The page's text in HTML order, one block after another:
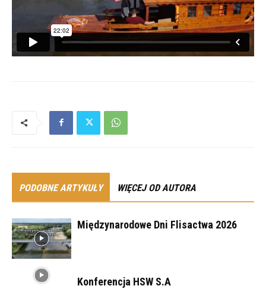
PODOBNE ARTYKUŁY WIĘCEJ OD AUTORA
Międzynarodowe Dni Flisactwa 2026
Konferencja HSW S.A